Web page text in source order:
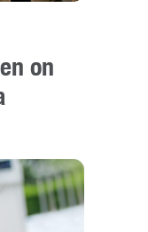
on